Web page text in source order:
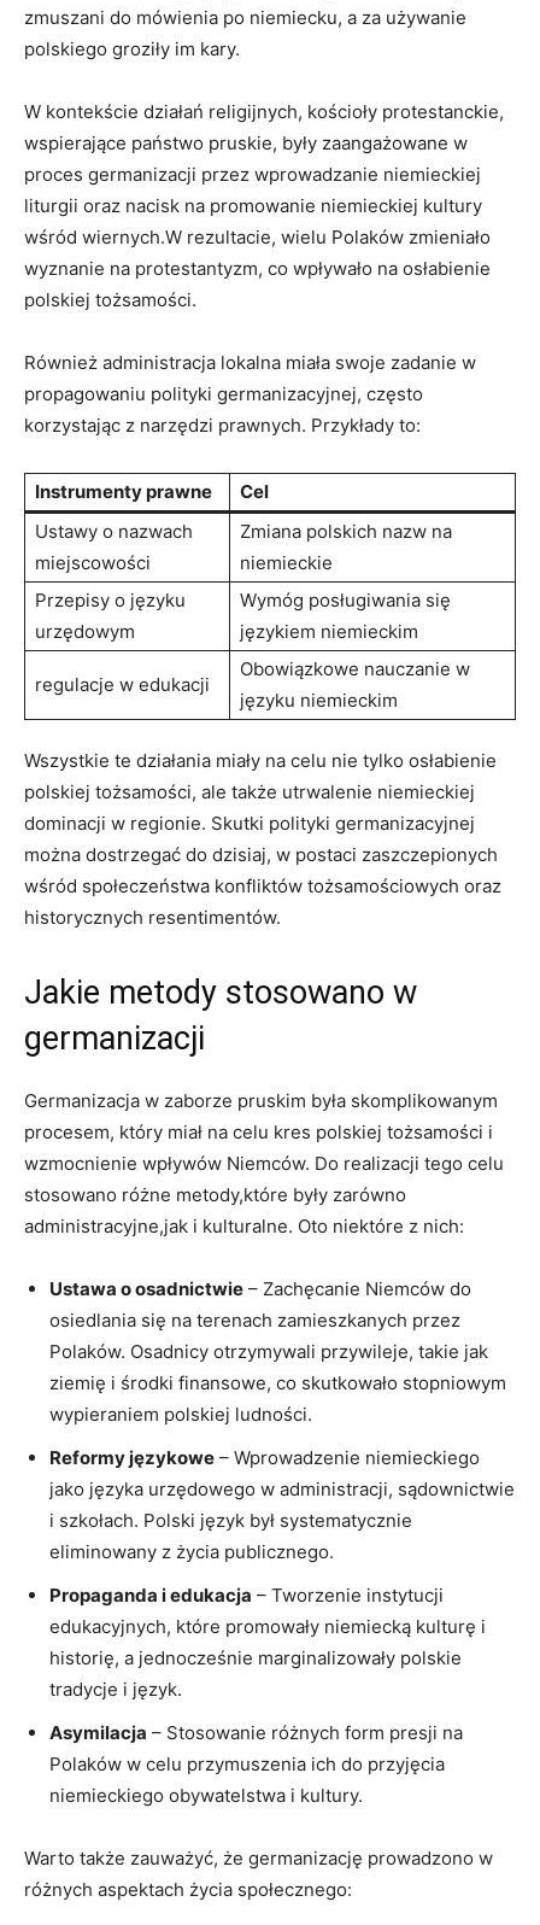
zmuszani do mówienia po niemiecku, a za używanie
polskiego groziły im kary.
W kontekście działań religijnych, kościoły protestanckie,
wspierające państwo pruskie, były zaangażowane w
proces germanizacji przez wprowadzanie niemieckiej
liturgii oraz nacisk na promowanie niemieckiej kultury
wśród wiernych.W rezultacie, wielu Polaków zmieniało
wyznanie na ‍protestantyzm, co wpływało na osłabienie
polskiej tożsamości.
Również administracja lokalna miała swoje zadanie w
propagowaniu polityki germanizacyjnej, często
korzystając z narzędzi prawnych. Przykłady to:
Instrumenty prawne
Cel
Ustawy o nazwach
miejscowości
Zmiana polskich nazw na
niemieckie
Przepisy o języku
urzędowym
Wymóg posługiwania się
językiem niemieckim
regulacje⁤ w edukacji
Obowiązkowe‍ nauczanie w
języku ‌niemieckim
Wszystkie te działania miały na celu nie tylko osłabienie
polskiej tożsamości, ale ⁢także utrwalenie niemieckiej ​
dominacji ​w regionie. Skutki polityki germanizacyjnej
można dostrzegać do dzisiaj, w postaci zaszczepionych
wśród społeczeństwa konfliktów tożsamościowych oraz
historycznych resentimentów.
Jakie metody stosowano w
germanizacji
Germanizacja w zaborze pruskim była​ skomplikowanym
procesem, który miał‌ na celu kres polskiej tożsamości i
wzmocnienie wpływów Niemców. Do realizacji tego celu‍
stosowano różne metody,które były zarówno
administracyjne,jak i kulturalne. Oto niektóre z nich:
Ustawa o osadnictwie – Zachęcanie Niemców do
osiedlania się na terenach zamieszkanych przez
Polaków. Osadnicy otrzymywali przywileje, takie jak
ziemię i środki finansowe, co skutkowało stopniowym
wypieraniem polskiej⁢ ludności.
Reformy‌ językowe – Wprowadzenie⁣ niemieckiego
jako języka urzędowego w ⁢administracji, sądownictwie
i szkołach. Polski ‌język był systematycznie
eliminowany z życia publicznego.
Propaganda i edukacja – Tworzenie instytucji
edukacyjnych, które promowały niemiecką kulturę i
historię, a jednocześnie marginalizowały polskie
tradycje⁤ i język.
Asymilacja – Stosowanie różnych form presji na
Polaków w celu⁤ przymuszenia ich do przyjęcia
niemieckiego obywatelstwa i kultury.
Warto także zauważyć,⁣ że germanizację prowadzono w
różnych aspektach życia społecznego: